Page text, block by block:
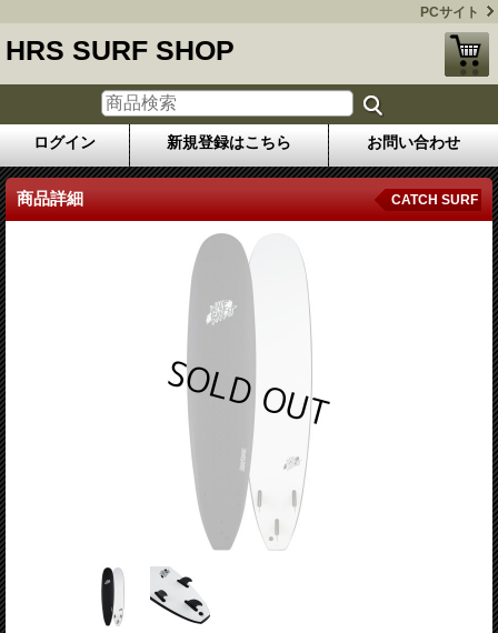
PCサイト
HRS SURF SHOP
ログイン 新規登録はこちら お問い合わせ
商品詳細 CATCH SURF